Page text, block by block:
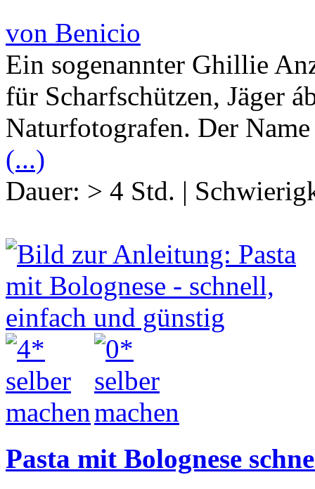
von Benicio
Ein sogenannter Ghillie
für Scharfschützen, Jäger
Naturfotografen. Der
(...)
Dauer: > 4 Std. |
Pasta mit Bolognese